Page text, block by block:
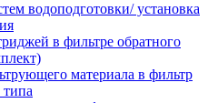
водоподготовки/ установка
в фильтре обратного
материала в фильтр
типа